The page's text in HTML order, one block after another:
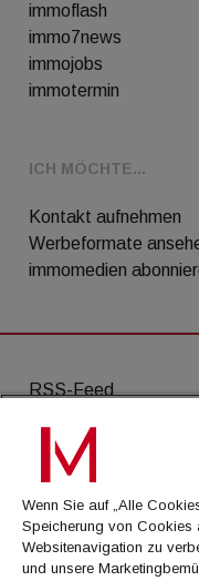
immoflash
immo7news
immojobs
immotermin
ICH MÖCHTE...
Kontakt aufnehmen
Werbeformate
immomedien
RSS-Feed
AGB
Datenschutz
Kontakt
Impressum
Wenn Sie auf „Alle
Speicherung von Cookies
Websitenavigation zu
und unsere